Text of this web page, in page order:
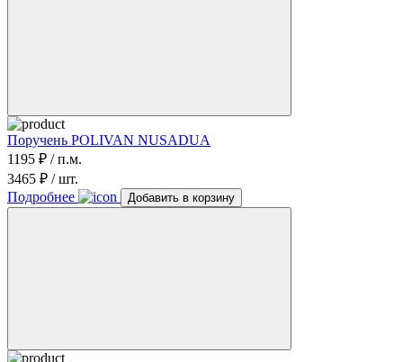
Поручень POLIVAN NUSADUA
1195 ₽ / п.м.
3465 ₽ / шт.
Подробнее
Добавить в корзину